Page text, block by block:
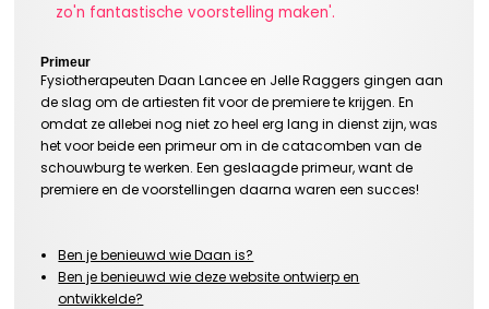
zo'n fantastische voorstelling maken'.
Primeur
Fysiotherapeuten Daan Lancee en Jelle Raggers gingen aan
de slag om de artiesten fit voor de premiere te krijgen. En
omdat ze allebei nog niet zo heel erg lang in dienst zijn, was
het voor beide een primeur om in de catacomben van de
schouwburg te werken. Een geslaagde primeur, want de
premiere en de voorstellingen daarna waren een succes!
Ben je benieuwd wie Daan is?
Ben je benieuwd wie deze website ontwierp en
ontwikkelde?